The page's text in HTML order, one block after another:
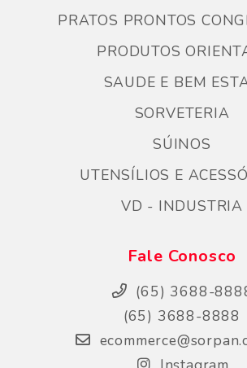
PRATOS PRONTOS
PRODUTOS
SAUDE E BEM
SORVETERIA
SÚINOS
UTENSÍLIOS E
VD - INDUSTRIA
Fale Conosco
(65) 3688-
(65) 3688-8888